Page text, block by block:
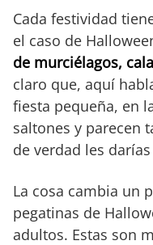
Cada festividad
el caso de
de murciélagos,
claro que, aquí
fiesta pequeña, en
saltones y parecen
de verdad les
La cosa cambia un
pegatinas de
adultos. Estas son